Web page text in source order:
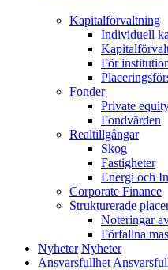
Kapitalförvaltning
Individuell
För
Fonder
Private
Fondvärden
Realtillgångar
Skog
Fastigheter
Energi och
Corporate Finance
Strukturerade
Noteringar
Förfallna
Nyheter Nyheter
Ansvarsfullhet